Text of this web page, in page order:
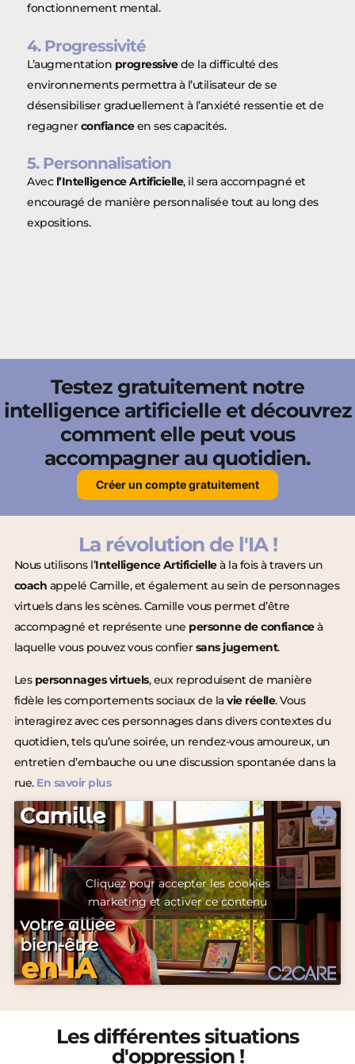
fonctionnement mental.
4. Progressivité
L’augmentation progressivede la difficulté des
environnements permettra à l’utilisateur de se
désensibiliser graduellement à l’anxiété ressentie et de
regagnerconfianceen ses capacités.
5. Personnalisation
Avecl’Intelligence Artificielle, il sera accompagné et
encouragé de manière personnalisée tout au long des
expositions.
Testez gratuitement notre
intelligence artificielle et découvrez
comment elle peut vous
accompagner au quotidien.
Créer un compte gratuitement
Cliquez pour accepter les cookies
marketing et activer ce contenu
La révolution de l'IA !
Nous utilisons l’Intelligence Artificielleà la fois à travers un
coach appelé Camille, et également au sein de personnages
virtuels dans les scènes. Camille vous permet d’être
accompagné et représente une personne de confianceà
laquelle vous pouvez vous confiersans jugement.
Les personnages virtuels, eux reproduisent de manière
fidèle les comportements sociaux de lavie réelle. Vous
interagirez avec ces personnages dans divers contextes du
quotidien, tels qu’une soirée, un rendez-vous amoureux, un
entretien d’embauche ou une discussion spontanée dans la
rue. En savoir plus
Les différentes situations
d'oppression !